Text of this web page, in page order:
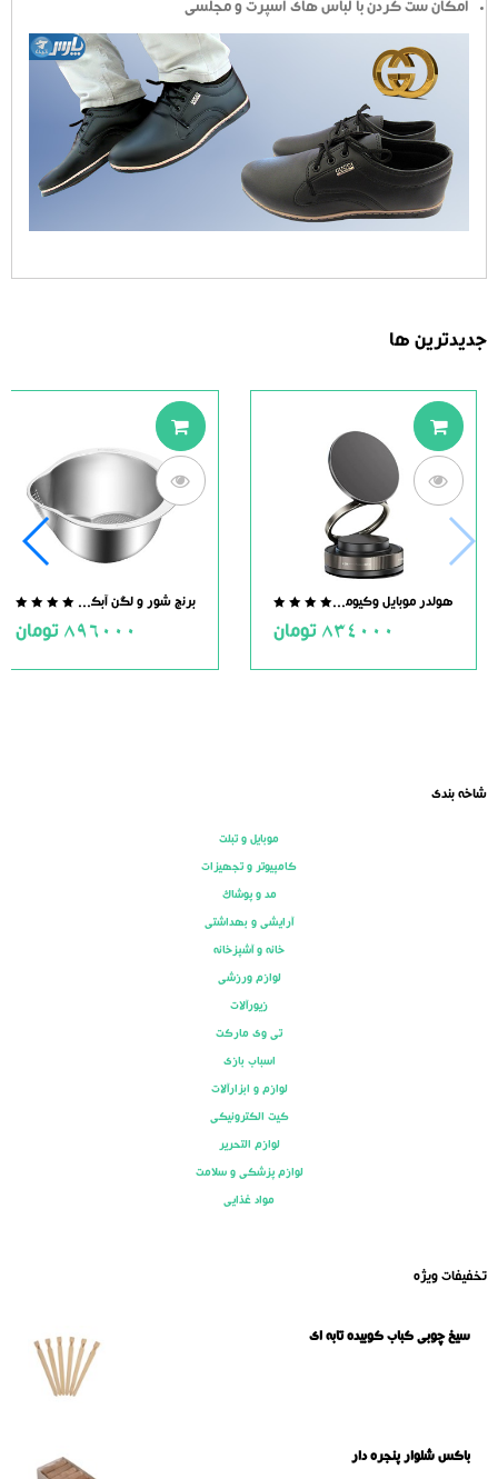
امکان ست کردن با لباس های اسپرت و مجلسی
جدیدترین ها
out
هولدر موبایل وکیومی مگنت دار
834000 تومان
برنج شور و لگن آبکش دار استیل
896000 تومان
شاخه بندی
موبایل و تبلت
کامپیوتر و تجهیزات
مد و پوشاک
آرایشی و بهداشتی
خانه و آشپزخانه
لوازم ورزشی
زیورآلات
تی وی مارکت
اسباب بازی
لوازم و ابزارآلات
کیت الکترونیکی
لوازم التحریر
لوازم پزشکی و سلامت
مواد غذایی
تخفیفات ویژه
سیخ چوبی کباب کوبیده تابه ای
باکس شلوار پنجره دار